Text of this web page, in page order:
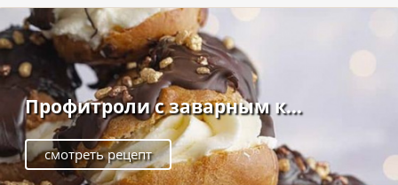
Профитроли с заварным к...
смотреть рецепт